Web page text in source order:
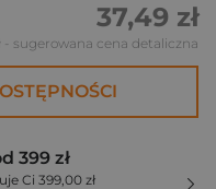
37,49 zł
- sugerowana cena detaliczna
399 zł
Ci 399,00 zł